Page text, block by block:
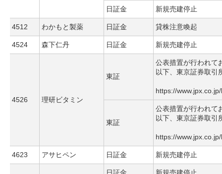
日証金 新規売建停止
4512 わかもと製薬 日証金 貸株注意喚起
4524 森下仁丹 日証金 新規売建停止
4526 理研ビタミン
東証
公表措置が行われて
以下、東京証券取引
https://
東証
公表措置が行われて
以下、東京証券取引
https://
4623 アサヒペン 日証金 新規売建停止